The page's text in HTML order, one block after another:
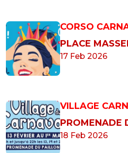
CORSO
PLACE
17 Feb 2026
VILLAGE
PROMENADE
18 Feb 2026